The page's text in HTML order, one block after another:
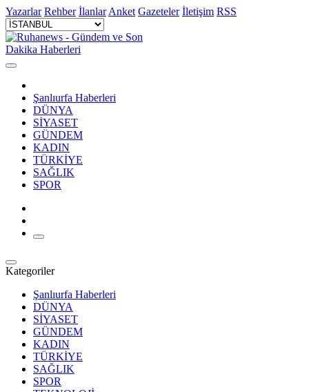
Yazarlar Rehber İlanlar Anket Gazeteler İletişim RSS
Şanlıurfa Haberleri
DÜNYA
SİYASET
GÜNDEM
KADIN
TÜRKİYE
SAĞLIK
SPOR
Kategoriler
Şanlıurfa Haberleri
DÜNYA
SİYASET
GÜNDEM
KADIN
TÜRKİYE
SAĞLIK
SPOR